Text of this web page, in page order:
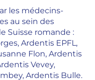
les médecins-
au sein des
Suisse romande :
Ardentis EPFL,
Flon, Ardentis
Vevey,
Ardentis Bulle.